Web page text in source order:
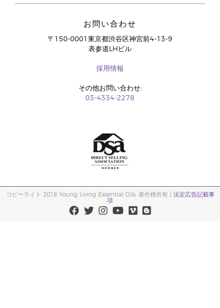
お問い合わせ
〒150-0001東京都渋谷区神宮前4-13-9
表参道LHビル
採用情報
その他お問い合わせ:
03-4334-2278
コピーライト 2018 Young Living Essential Oils. 著作権所有 | 法定広告記載事
項